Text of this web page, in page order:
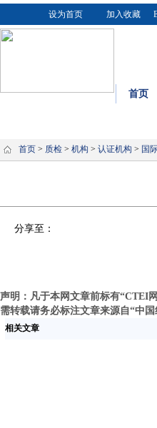
设为首页 加入收藏
首页
首页 > 质检 > 机构 > 认证机构 > 国
分享至：
声明：凡于本网文章前标有“CTEI
需转载请务必标注文章来源自“中
相关文章